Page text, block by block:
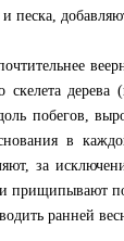
и песка,
скелета
побегов,
в
за
прищипывают
ранней